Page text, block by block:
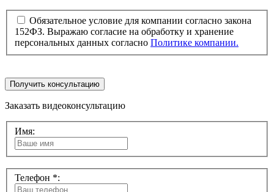
Обязательное условие для компании согласно закона
152ФЗ. Выражаю согласие на обработку и хранение
персональных данных согласно Политике компании.
Получить консультацию
Заказать видеоконсультацию
Имя:
Телефон *: